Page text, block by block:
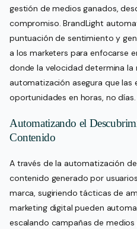
gestión de medios ganados,
compromiso. BrandLight
puntuación de sentimiento y
a los marketers para enfocarse
donde la velocidad determina la
automatización asegura que las
oportunidades en horas, no días.
Automatizando el
Contenido
A través de la automatización de
contenido generado por
marca, sugiriendo tácticas de
marketing digital pueden
escalando campañas de